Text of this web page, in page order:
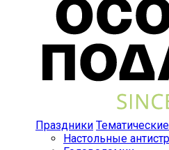
Праздники
Настольные